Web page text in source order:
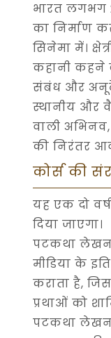
भारत लगभग
का निर्माण
सिनेमा में।
कहानी कहने
संबंध और
स्थानीय और
वाली
की निरंतर
कोर्स की
यह एक दो
दिया जाएगा।
पटकथा लेखन
मीडिया के
कराता है,
प्रथाओं को
पटकथा